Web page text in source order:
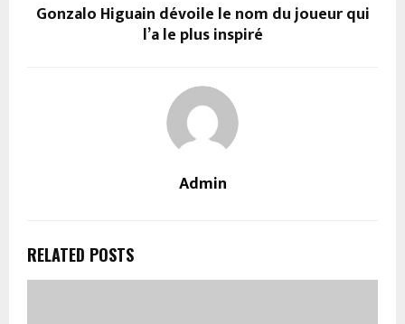
Gonzalo Higuain dévoile le nom du joueur qui
l’a le plus inspiré
Admin
RELATED POSTS